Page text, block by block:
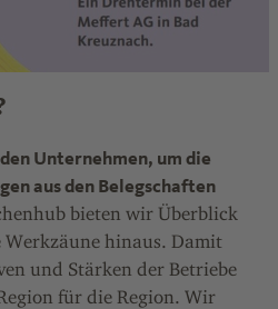
Unternehmen, um die
aus den Belegschaften
bieten wir Überblick
hinaus. Damit
und Stärken der Betriebe
für die Region. Wir